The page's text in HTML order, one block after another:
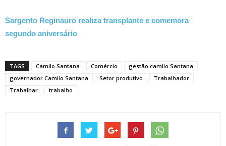
Sargento Reginauro realiza transplante e comemora
segundo aniversário
TAGS Camilo Santana Comércio
gestão camilo Santana
governador Camilo Santana
Setor produtivo
Trabalhador
Trabalhar
trabalho